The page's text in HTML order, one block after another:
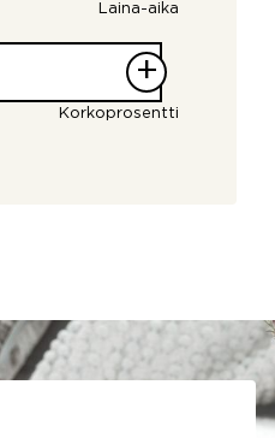
Laina-aika
+
Korkoprosentti